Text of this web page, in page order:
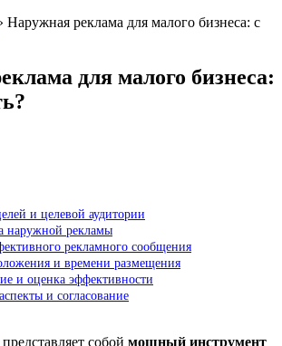
Наружная реклама для малого бизнеса: с
для малого бизнеса:
и целевой аудитории
наружной рекламы
рекламного сообщения
и времени размещения
и оценка эффективности
и согласование
представляет собой мощный инструмент